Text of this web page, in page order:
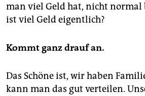
man viel Geld hat, nicht normal
ist viel Geld eigentlich?
Kommt ganz drauf an.
Das Schöne ist, wir haben
kann man das gut verteilen.